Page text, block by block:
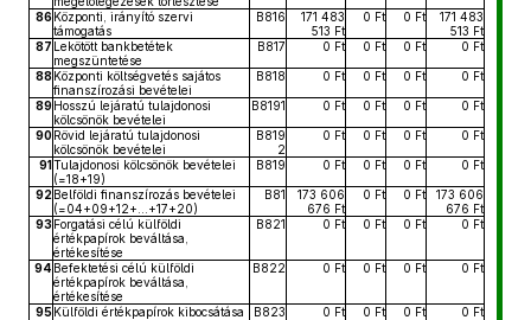
86Központi, irányító szervi
támogatás
B816
171 483
513 Ft
0 Ft 0 Ft
171 483
513 Ft
87 Lekötött bankbetétek
megszüntetése
B817 0 Ft 0 Ft 0 Ft 0 Ft
88Központi költségvetés sajátos
finanszírozási bevételei
B818 0 Ft 0 Ft 0 Ft 0 Ft
89Hosszú lejáratú tulajdonosi
kölcsönök bevételei
B8191 0 Ft 0 Ft 0 Ft 0 Ft
90 Rövid lejáratú tulajdonosi
kölcsönök bevételei
B819
2
0 Ft 0 Ft 0 Ft 0 Ft
91Tulajdonosi kölcsönök bevételei
(=18+19)
B819 0 Ft 0 Ft 0 Ft 0 Ft
92Belföldi finanszírozás bevételei
(=04+09+12+...+17+20)
B81
173 606
676 Ft
0 Ft 0 Ft
173 606
676 Ft
93Forgatási célú külföldi
értékpapírok beváltása,
értékesítése
B821 0 Ft 0 Ft 0 Ft 0 Ft
94 Befektetési célú külföldi
értékpapírok beváltása,
értékesítése
B822 0 Ft 0 Ft 0 Ft 0 Ft
95Külföldi értékpapírok kibocsátása B823 0 Ft 0 Ft 0 Ft
0 Ft